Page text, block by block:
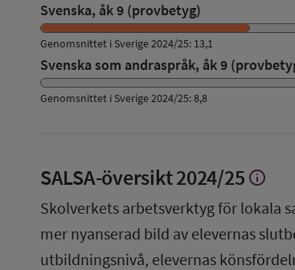
Svenska, åk 9 (provbetyg)
Genomsnittet i Sverige 2024/25: 13,1
Svenska som andraspråk, åk 9
Genomsnittet i Sverige 2024/25: 8,8
SALSA-översikt2024/25 Visa
om
SALSA-
översikt
info
Skolverkets arbetsverktyg för lokala
mer nyanserad bild av elevernas
utbildningsnivå, elevernas